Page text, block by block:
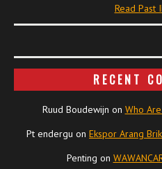
Read Past
RECENT
Ruud Boudewijn on Who
Pt endergu on Ekspor Arang
Penting on